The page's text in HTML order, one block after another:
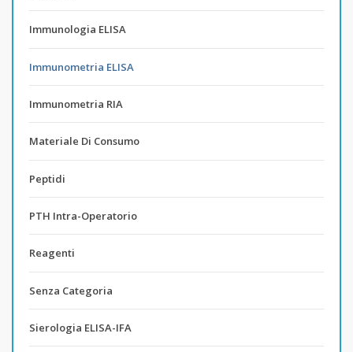
Immunologia ELISA
Immunometria ELISA
Immunometria RIA
Materiale Di Consumo
Peptidi
PTH Intra-Operatorio
Reagenti
Senza Categoria
Sierologia ELISA-IFA